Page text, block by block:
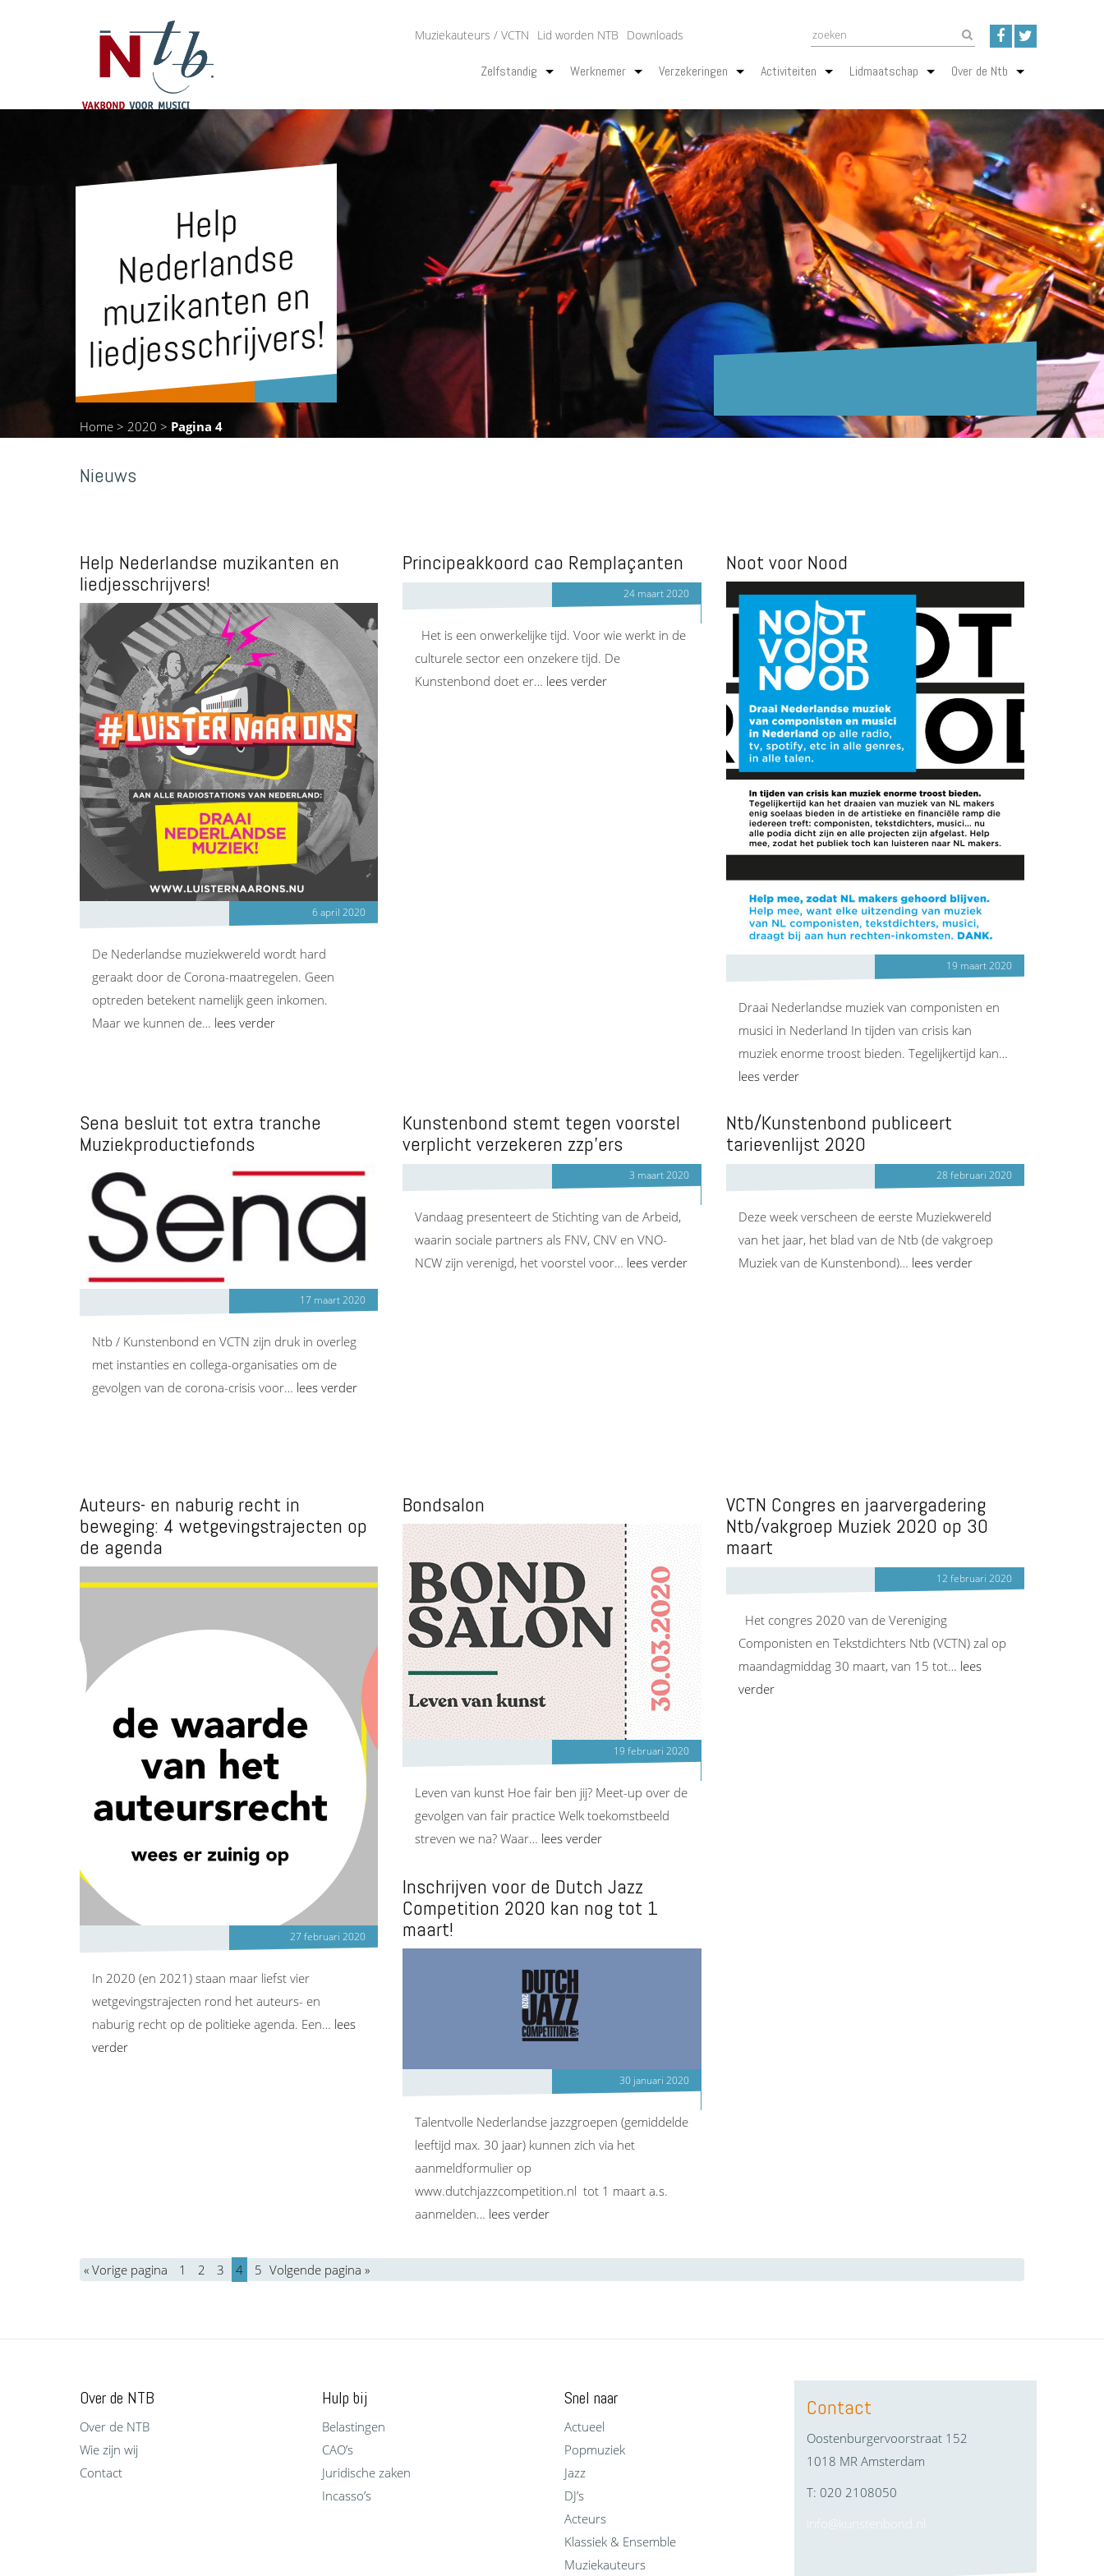
Downloads
Lid worden NTB
Muziekauteurs / VCTN
Zelfstandig Werknemer Verzekeringen Activiteiten Lidmaatschap Over de Ntb
Help
Nederlandse
muzikanten en
liedjesschrijvers!
Home > 2020 > Pagina 4
Nieuws
Help Nederlandse muzikanten en
liedjesschrijvers!
6 april 2020
De Nederlandse muziekwereld wordt hard
geraakt door de Corona-maatregelen. Geen
optreden betekent namelijk geen inkomen.
Maar we kunnen de… lees verder
Principeakkoord cao Remplaçanten
24 maart 2020
Het is een onwerkelijke tijd. Voor wie werkt in de
culturele sector een onzekere tijd. De
Kunstenbond doet er… lees verder
Noot voor Nood
19 maart 2020
Draai Nederlandse muziek van componisten en
musici in Nederland In tijden van crisis kan
muziek enorme troost bieden. Tegelijkertijd kan…
lees verder
Sena besluit tot extra tranche
Muziekproductiefonds
17 maart 2020
Ntb / Kunstenbond en VCTN zijn druk in overleg
met instanties en collega-organisaties om de
gevolgen van de corona-crisis voor… lees verder
Kunstenbond stemt tegen voorstel
verplicht verzekeren zzp’ers
3 maart 2020
Vandaag presenteert de Stichting van de Arbeid,
waarin sociale partners als FNV, CNV en VNO-
NCW zijn verenigd, het voorstel voor… lees verder
Ntb/Kunstenbond publiceert
tarievenlijst 2020
28 februari 2020
Deze week verscheen de eerste Muziekwereld
van het jaar, het blad van de Ntb (de vakgroep
Muziek van de Kunstenbond)… lees verder
Auteurs- en naburig recht in
beweging: 4 wetgevingstrajecten op
de agenda
27 februari 2020
In 2020 (en 2021) staan maar liefst vier
wetgevingstrajecten rond het auteurs- en
naburig recht op de politieke agenda. Een… lees
verder
Bondsalon
19 februari 2020
Leven van kunst Hoe fair ben jij? Meet-up over de
gevolgen van fair practice Welk toekomstbeeld
streven we na? Waar… lees verder
VCTN Congres en jaarvergadering
Ntb/vakgroep Muziek 2020 op 30
maart
12 februari 2020
Het congres 2020 van de Vereniging
Componisten en Tekstdichters Ntb (VCTN) zal op
maandagmiddag 30 maart, van 15 tot… lees
verder
Inschrijven voor de Dutch Jazz
Competition 2020 kan nog tot 1
maart!
30 januari 2020
Talentvolle Nederlandse jazzgroepen (gemiddelde
leeftijd max. 30 jaar) kunnen zich via het
aanmeldformulier op
www.dutchjazzcompetition.nl tot 1 maart a.s.
aanmelden… lees verder
« Vorige pagina 1 2 3 4 5 Volgende pagina »
Over de NTB
Over de NTB
Wie zijn wij
Contact
Hulp bij
Belastingen
CAO’s
Juridische zaken
Incasso’s
Snel naar
Actueel
Popmuziek
Jazz
DJ’s
Acteurs
Klassiek & Ensemble
Muziekauteurs
Contact
Oostenburgervoorstraat 152
1018 MR Amsterdam
T: 020 2108050
info@kunstenbond.nl